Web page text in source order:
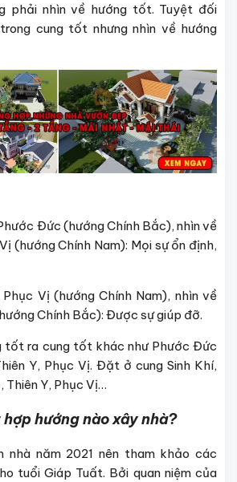
phải nhìn về hướng tốt. Tuyệt đối
cung tốt nhưng nhìn về hướng
Đức (hướng Chính Bắc), nhìn về
(hướng Chính Nam): Mọi sự ổn định,
Vị (hướng Chính Nam), nhìn về
Chính Bắc): Được sự giúp đỡ.
tốt ra cung tốt khác như Phước Đức
Y, Phục Vị. Đặt ở cung Sinh Khí,
Thiên Y, Phục Vị…
hợp hướng nào xây nhà?
nhà năm 2021 nên tham khảo các
tuổi Giáp Tuất. Bởi quan niệm của